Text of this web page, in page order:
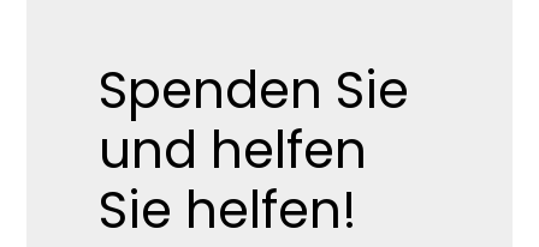
Spenden Sie
und helfen
Sie helfen!